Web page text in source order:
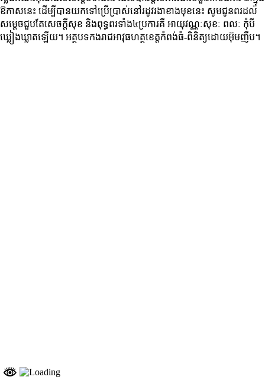
ឱកាសនេះ ដើម្បីបានយកទៅប្រើប្រាស់នៅរដូវរងាខាងមុខនេះ សូមជូនពរដល់
សម្ដេចជួបតែសេចក្តីសុខ និងពុទ្ធពរទាំង៤ប្រការគឺ អាយុវណ្ណៈសុខៈ ពលៈ កុំបី
ឃ្លៀងឃ្លាតឡើយ។ អត្ថបទកងរាជអាវុធហត្ថខេត្តកំពង់ធំ-ពិនិត្យដោយអ៊ុមញឹប។